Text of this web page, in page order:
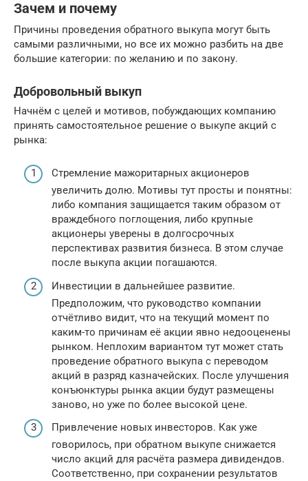
Зачем и почему
Причины проведения обратного выкупа могут быть
самыми различными, но все их можно разбить на две
большие категории: по желанию и по закону.
Добровольный выкуп
Начнём с целей и мотивов, побуждающих компанию
принять самостоятельное решение о выкупе акций с
рынка:
Стремление мажоритарных акционеров
увеличить долю. Мотивы тут просты и понятны:
либо компания защищается таким образом от
враждебного поглощения, либо крупные
акционеры уверены в долгосрочных
перспективах развития бизнеса. В этом случае
после выкупа акции погашаются.
Инвестиции в дальнейшее развитие.
Предположим, что руководство компании
отчётливо видит, что на текущий момент по
каким-то причинам её акции явно недооценены
рынком. Неплохим вариантом тут может стать
проведение обратного выкупа с переводом
акций в разряд казначейских. После улучшения
конъюнктуры рынка акции будут размещены
заново, но уже по более высокой цене.
Привлечение новых инвесторов. Как уже
говорилось, при обратном выкупе снижается
число акций для расчёта размера дивидендов.
Соответственно, при сохранении результатов